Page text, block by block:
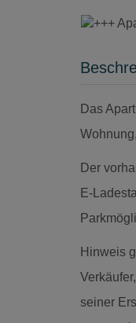
Das
Der
E-
Hinweis
seiner